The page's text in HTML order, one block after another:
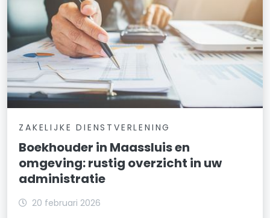
ZAKELIJKE DIENSTVERLENING
Boekhouder in Maassluis en
omgeving: rustig overzicht in uw
administratie
20 februari 2026